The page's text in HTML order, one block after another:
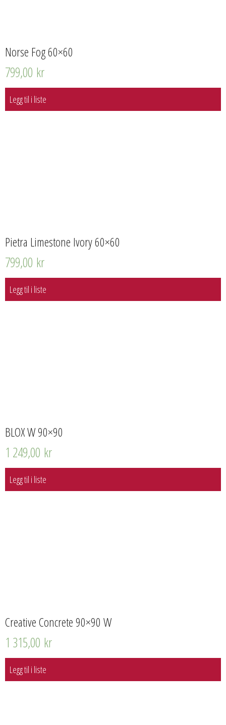
Norse Fog 60×60
799,00 kr
Legg til i liste
Pietra Limestone Ivory 60×60
799,00 kr
Legg til i liste
BLOX W 90×90
1 249,00 kr
Legg til i liste
Creative Concrete 90×90 W
1 315,00 kr
Legg til i liste